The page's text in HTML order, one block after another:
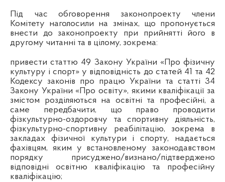
Під час обговорення законопроекту члени
Комітету наголосили на змінах, що пропонується
внести до законопроекту при прийнятті його в
другому читанні та в цілому, зокрема:
привести статтю 49 Закону України «Про фізичну
культуру і спорт» у відповідність до статей 41 та 42
Кодексу законів про працю України та статті 34
Закону України «Про освіту», якими кваліфікації за
змістом розділяються на освітні та професійні, а
саме передбачити, що право проводити
фізкультурно-оздоровчу та спортивну діяльність,
фізкультурно-спортивну реабілітацію, зокрема в
закладах фізичної культури і спорту, надається
фахівцям, яким у встановленому законодавством
порядку присуджено/визнано/підтверджено
відповідні освітню кваліфікацію та професійну
кваліфікацію;